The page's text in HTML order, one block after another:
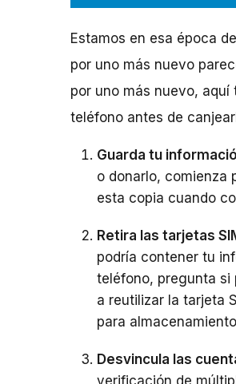
Estamos en esa época
por uno más nuevo
por uno más nuevo,
teléfono antes de
Guarda tu
o donarlo, comienza
esta copia cuando
Retira las tarjetas
podría contener tu
teléfono, pregunta si
a reutilizar la tarjeta
para
Desvincula las